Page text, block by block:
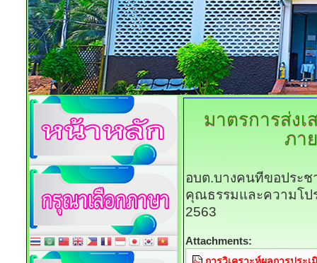
มาตรการส่ง
ภา
อบต.บางคนทีขอประช
คุณธรรมและความโป
2563
Attachments: